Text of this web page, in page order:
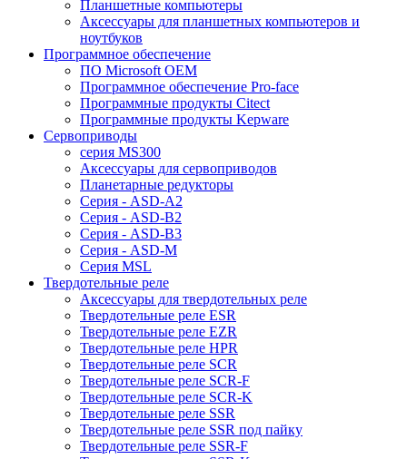
Планшетные компьютеры
Аксессуары для планшетных компьютеров и
ноутбуков
Программное обеспечение
ПО Microsoft OEM
Программное обеспечение Pro-face
Программные продукты Citect
Программные продукты Kepware
Сервоприводы
серия MS300
Аксессуары для сервоприводов
Планетарные редукторы
Серия - ASD-A2
Серия - ASD-B2
Серия - ASD-B3
Серия - ASD-M
Серия MSL
Твердотельные реле
Аксессуары для твердотельных реле
Твердотельные реле ESR
Твердотельные реле EZR
Твердотельные реле HPR
Твердотельные реле SCR
Твердотельные реле SCR-F
Твердотельные реле SCR-K
Твердотельные реле SSR
Твердотельные реле SSR под пайку
Твердотельные реле SSR-F